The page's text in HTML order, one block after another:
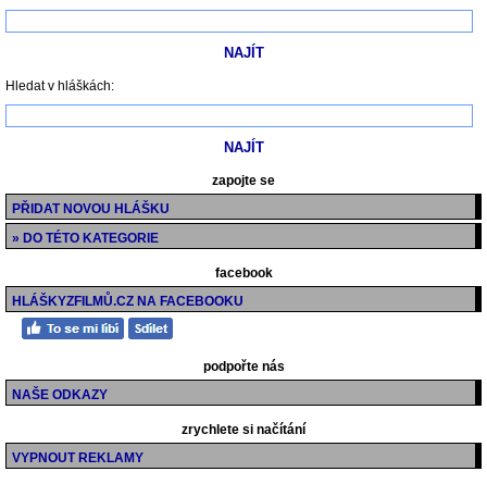
Hledat v hláškách:
zapojte se
PŘIDAT NOVOU HLÁŠKU
» DO TÉTO KATEGORIE
facebook
HLÁŠKYZFILMŮ.CZ NA FACEBOOKU
podpořte nás
NAŠE ODKAZY
zrychlete si načítání
VYPNOUT REKLAMY